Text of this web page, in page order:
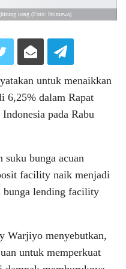
uang (Foto: Istimewa)
untuk menaikkan
6,25% dalam Rapat
pada Rabu
suku bunga acuan
facility naik menjadi
bunga lending facility
Warjiyo menyebutkan,
untuk memperkuat